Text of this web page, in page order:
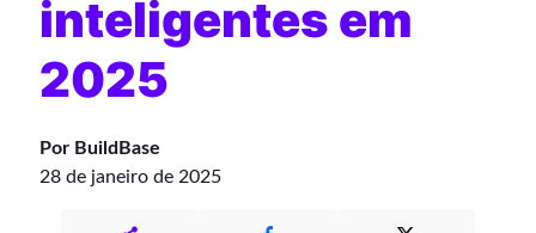
inteligentes em
2025
Por BuildBase
28 de janeiro de 2025